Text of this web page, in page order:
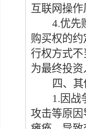
互联网操作
4.优先
购买权的
行权方式
为最终投资
四、
1. 因战
攻击等原